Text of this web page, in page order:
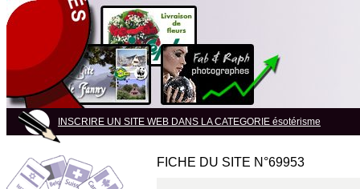
INSCRIRE UN SITE WEB DANS LA CATEGORIE ésotérisme
FICHE DU SITE N°69953